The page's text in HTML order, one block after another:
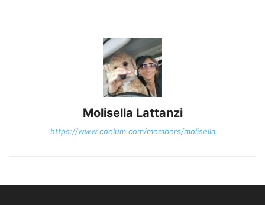
Molisella Lattanzi
https://www.coelum.com/members/molisella